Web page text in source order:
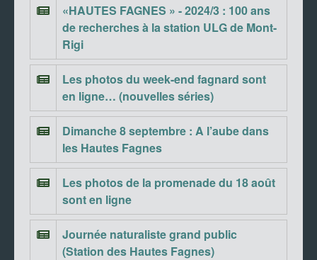
«HAUTES FAGNES » - 2024/3 : 100 ans
de recherches à la station ULG de Mont-
Rigi
Les photos du week-end fagnard sont
en ligne… (nouvelles séries)
Dimanche 8 septembre : A l’aube dans
les Hautes Fagnes
Les photos de la promenade du 18 août
sont en ligne
Journée naturaliste grand public
(Station des Hautes Fagnes)